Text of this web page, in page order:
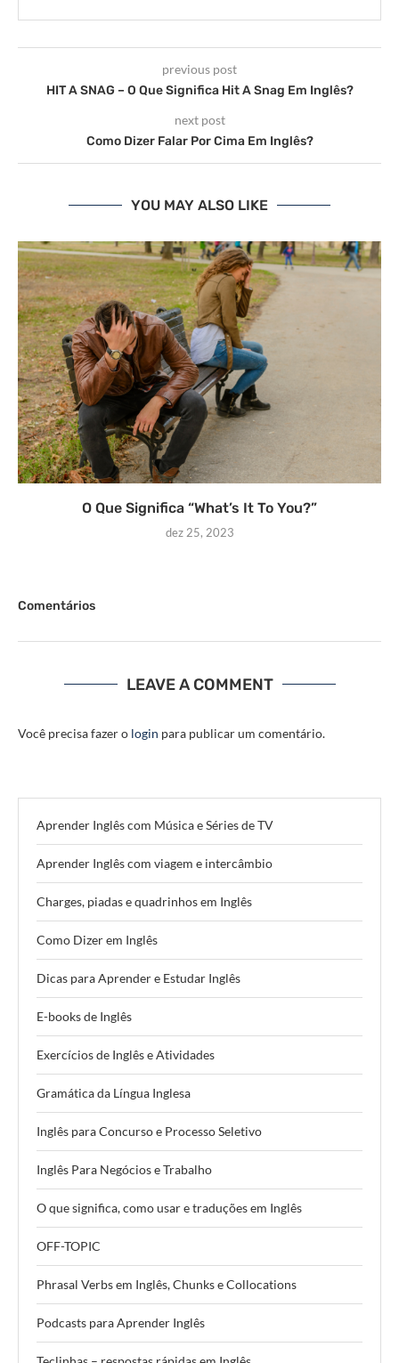
previous post
HIT A SNAG – O Que Significa Hit A Snag Em Inglês?
next post
Como Dizer Falar Por Cima Em Inglês?
YOU MAY ALSO LIKE
O Que Significa “What’s It To You?”
dez 25, 2023
Comentários
LEAVE A COMMENT
Você precisa fazer o login para publicar um comentário.
Aprender Inglês com Música e Séries de TV
Aprender Inglês com viagem e intercâmbio
Charges, piadas e quadrinhos em Inglês
Como Dizer em Inglês
Dicas para Aprender e Estudar Inglês
E-books de Inglês
Exercícios de Inglês e Atividades
Gramática da Língua Inglesa
Inglês para Concurso e Processo Seletivo
Inglês Para Negócios e Trabalho
O que significa, como usar e traduções em Inglês
OFF-TOPIC
Phrasal Verbs em Inglês, Chunks e Collocations
Podcasts para Aprender Inglês